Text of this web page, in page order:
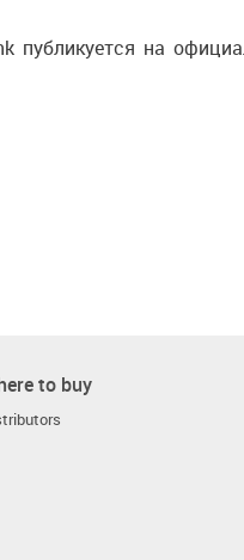
публикуется на
to buy